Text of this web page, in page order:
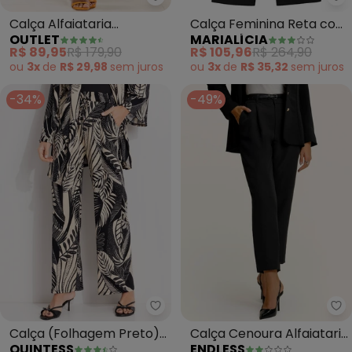
Outlet - Calça Alfaiataria
Calça Alfaiataria
Estampada Adulto
(Preto)
OUTLET
R$ 89,95R$ 179,90
ou 3x de R$ 29,98 sem juros
Calça Feminina Reta com
Bolsos (Preto)
MARIALÍCIA
R$ 105,96R$ 264,90
ou 3x de R$ 35,32 sem juros
-34%
Quintess - Calça (Folhagem
Calça (Folhagem Preto)
-49%
Calça Cenoura Alfaiataria